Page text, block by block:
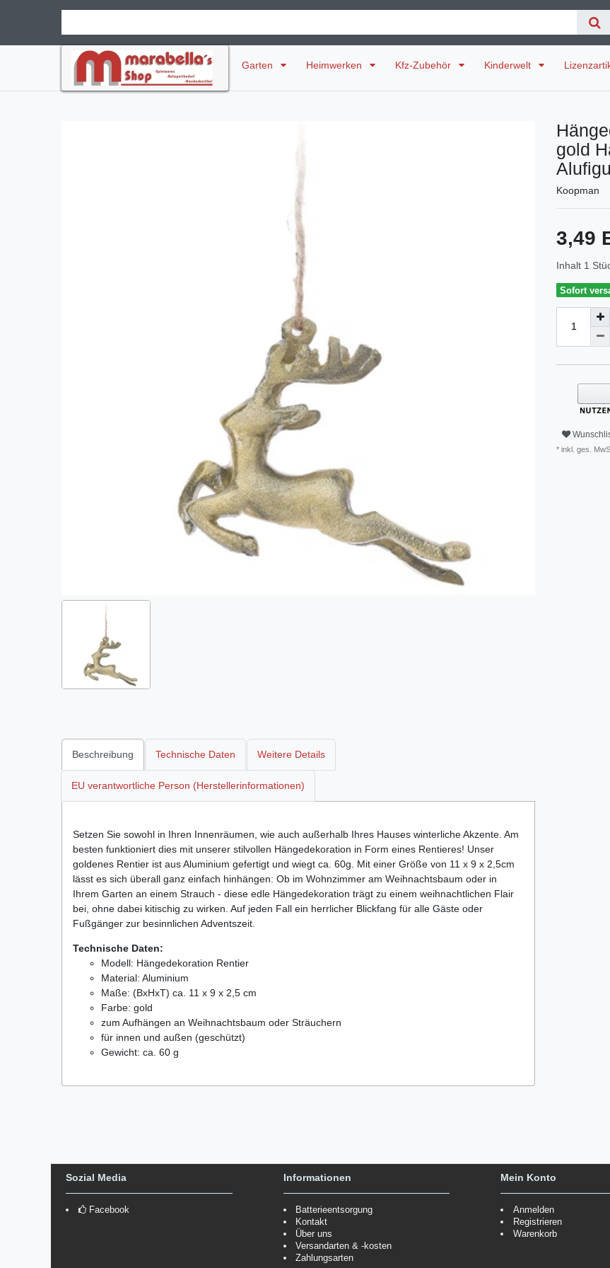
Garten Heimwerken Kfz-Zubehör Kinderwelt
gold
Koopman
3,49
Inhalt 1
Sofort
* inkl. ges.
Beschreibung Technische Daten Weitere Details
EU verantwortliche Person (Herstellerinformationen)
Setzen Sie sowohl in Ihren Innenräumen, wie auch außerhalb Ihres Hauses winterliche Akzente. Am
besten funktioniert dies mit unserer stilvollen Hängedekoration in Form eines Rentieres! Unser
goldenes Rentier ist aus Aluminium gefertigt und wiegt ca. 60g. Mit einer Größe von 11 x 9 x 2,5cm
lässt es sich überall ganz einfach hinhängen: Ob im Wohnzimmer am Weihnachtsbaum oder in
Ihrem Garten an einem Strauch - diese edle Hängedekoration trägt zu einem weihnachtlichen Flair
bei, ohne dabei kitischig zu wirken. Auf jeden Fall ein herrlicher Blickfang für alle Gäste oder
Fußgänger zur besinnlichen Adventszeit.
Technische Daten:
Modell: Hängedekoration Rentier
Material: Aluminium
Maße: (BxHxT) ca. 11 x 9 x 2,5 cm
Farbe: gold
zum Aufhängen an Weihnachtsbaum oder Sträuchern
für innen und außen (geschützt)
Gewicht: ca. 60 g
Sozial Media
Facebook
Informationen
Batterieentsorgung
Kontakt
Über uns
Versandarten & -kosten
Zahlungsarten
Mein Konto
Anmelden
Registrieren
Warenkorb